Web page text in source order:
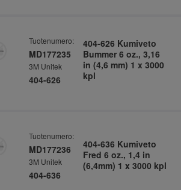
Tuotenumero:
MD177235
3M Unitek
404-626
404-626 Kumiveto
Bummer 6 oz., 3,16
in (4,6 mm) 1 x 3000
kpl
Tuotenumero:
MD177236
3M Unitek
404-636
404-636 Kumiveto
Fred 6 oz., 1,4 in
(6,4mm) 1 x 3000 kpl